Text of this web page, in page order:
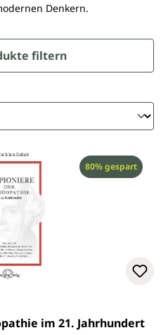
Denkern.
filtern
Rabatt
80% gespart
von 5 von 5 Sternen
im 21. Jahrhundert